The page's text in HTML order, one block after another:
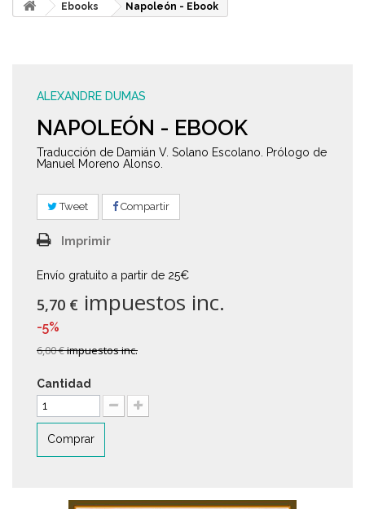
Ebooks Napoleón - Ebook
ALEXANDRE DUMAS
NAPOLEÓN - EBOOK
Traducción de Damián V. Solano Escolano. Prólogo de
Manuel Moreno Alonso.
Tweet Compartir
Imprimir
Envío gratuito a partir de 25€
5,70 € impuestos inc.
-5%
6,00 €impuestos inc.
Cantidad
Comprar